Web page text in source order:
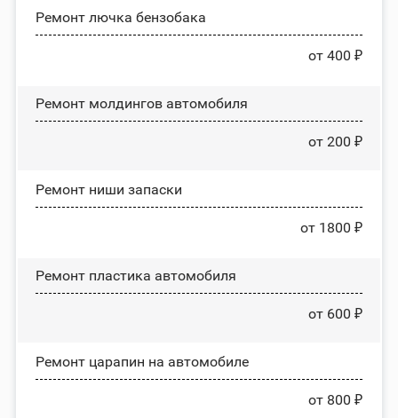
Ремонт лючка бензобака
от 400 ₽
Ремонт молдингов автомобиля
от 200 ₽
Ремонт ниши запаски
от 1800 ₽
Ремонт пластика автомобиля
от 600 ₽
Ремонт царапин на автомобиле
от 800 ₽